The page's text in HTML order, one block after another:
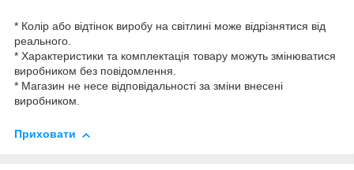
* Колір або відтінок виробу на світлині може відрізнятися від
реального.
* Характеристики та комплектація товару можуть змінюватися
виробником без повідомлення.
* Магазин не несе відповідальності за зміни внесені
виробником.
Приховати